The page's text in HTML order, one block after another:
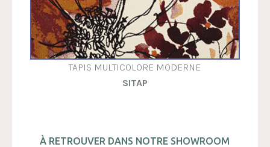
TAPIS MULTICOLORE MODERNE
SITAP
À RETROUVER DANS NOTRE SHOWROOM